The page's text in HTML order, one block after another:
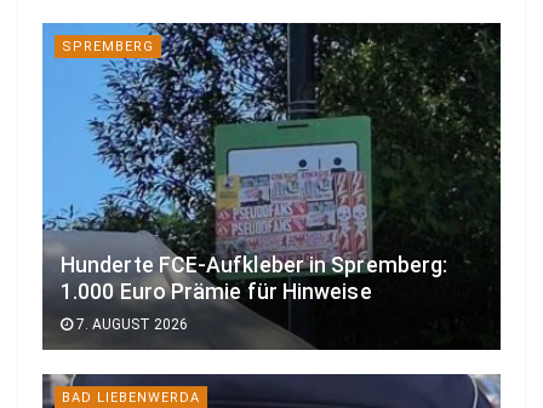
SPREMBERG
Hunderte FCE-Aufkleber in Spremberg:
1.000 Euro Prämie für Hinweise
7. AUGUST 2026
BAD LIEBENWERDA